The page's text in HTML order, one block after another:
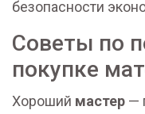
безопасности
Советы по
покупке
Хороший мастер —